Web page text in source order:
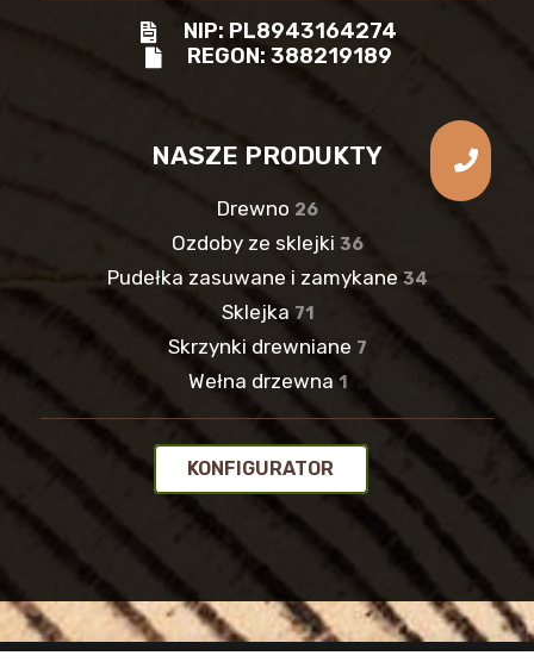
NIP: PL8943164274
REGON: 388219189
NASZE PRODUKTY
Drewno 26
Ozdoby ze sklejki 36
Pudełka zasuwane i zamykane 34
Sklejka 71
Skrzynki drewniane 7
Wełna drzewna 1
KONFIGURATOR